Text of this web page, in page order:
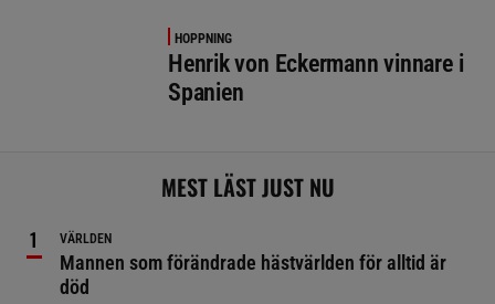
HOPPNING
Henrik von Eckermann vinnare i
Spanien
MEST LÄST JUST NU
VÄRLDEN
Mannen som förändrade hästvärlden för alltid är
död